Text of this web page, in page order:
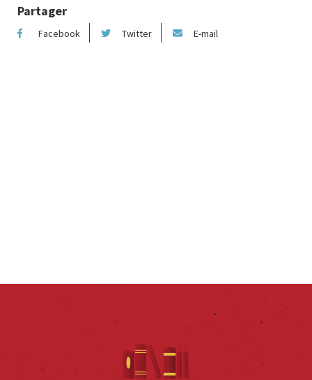
Partager
Facebook Twitter E-mail